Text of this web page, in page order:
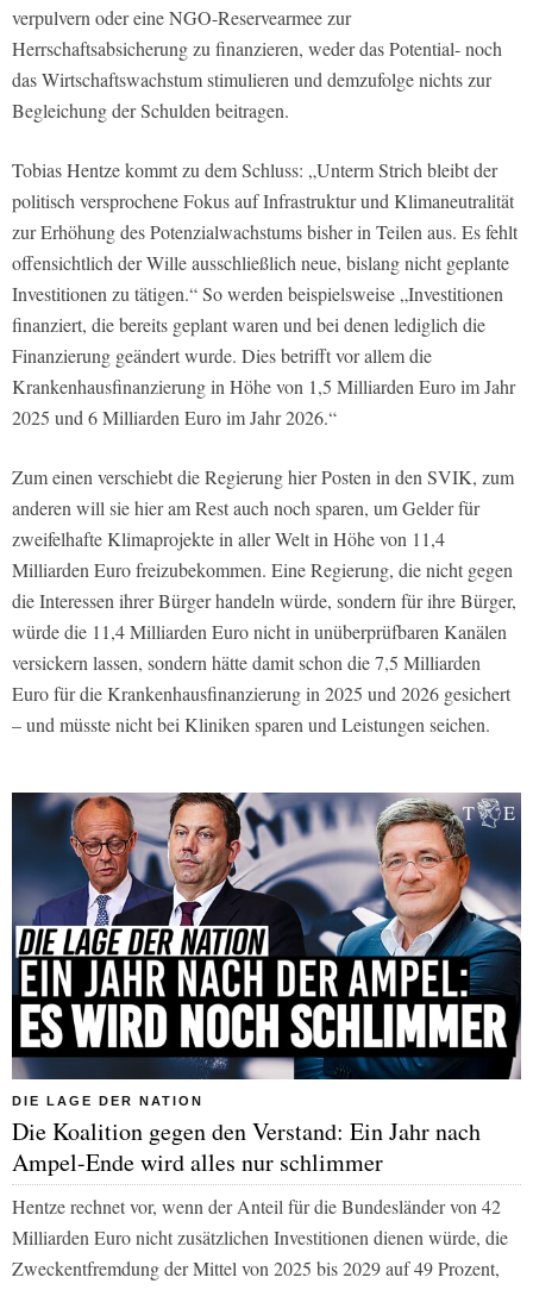
verpulvern oder eine NGO-Reservearmee zur
Herrschaftsabsicherung zu finanzieren, weder das Potential- noch
das Wirtschaftswachstum stimulieren und demzufolge nichts zur
Begleichung der Schulden beitragen.
Tobias Hentze kommt zu dem Schluss: „Unterm Strich bleibt der
politisch versprochene Fokus auf Infrastruktur und Klimaneutralität
zur Erhöhung des Potenzialwachstums bisher in Teilen aus. Es fehlt
offensichtlich der Wille ausschließlich neue, bislang nicht geplante
Investitionen zu tätigen.“ So werden beispielsweise „Investitionen
finanziert, die bereits geplant waren und bei denen lediglich die
Finanzierung geändert wurde. Dies betrifft vor allem die
Krankenhausfinanzierung in Höhe von 1,5 Milliarden Euro im Jahr
2025 und 6 Milliarden Euro im Jahr 2026.“
Zum einen verschiebt die Regierung hier Posten in den SVIK, zum
anderen will sie hier am Rest auch noch sparen, um Gelder für
zweifelhafte Klimaprojekte in aller Welt in Höhe von 11,4
Milliarden Euro freizubekommen. Eine Regierung, die nicht gegen
die Interessen ihrer Bürger handeln würde, sondern für ihre Bürger,
würde die 11,4 Milliarden Euro nicht in unüberprüfbaren Kanälen
versickern lassen, sondern hätte damit schon die 7,5 Milliarden
Euro für die Krankenhausfinanzierung in 2025 und 2026 gesichert
– und müsste nicht bei Kliniken sparen und Leistungen seichen.
DIE LAGE DER NATION
Die Koalition gegen den Verstand: Ein Jahr nach
Ampel-Ende wird alles nur schlimmer
Hentze rechnet vor, wenn der Anteil für die Bundesländer von 42
Milliarden Euro nicht zusätzlichen Investitionen dienen würde, die
Zweckentfremdung der Mittel von 2025 bis 2029 auf 49 Prozent,